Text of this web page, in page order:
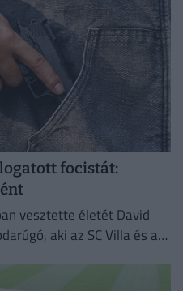
focistát:
vesztette életét David
aki az SC Villa és a